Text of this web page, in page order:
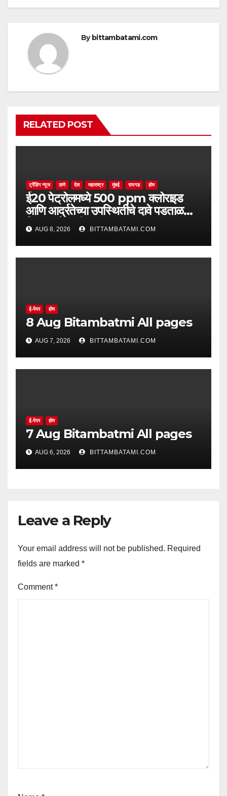
By bittambatami.com
RELATED POST
ट्रेंडिंग न्यूज ठाणे देश महाराष्ट्र मुंबई रायगड होम
ई20 पेट्रोलमध्ये 500 ppm क्लोराइड
आणि आर्द्रतेच्या उपस्थितीचे दावे पडताळणीत
सिद्ध झाले नाहीत
AUG 8, 2026 BITTAMBATAMI.COM
ई-पेपर होम
8 Aug Bitambatmi All pages
AUG 7, 2026 BITTAMBATAMI.COM
ई-पेपर होम
7 Aug Bitambatmi All pages
AUG 6, 2026 BITTAMBATAMI.COM
Leave a Reply
Your email address will not be published. Required
fields are marked *
Comment*